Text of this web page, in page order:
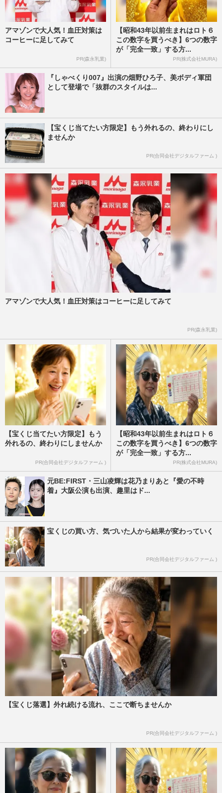
アマゾンで大人気！血圧対策は
コーヒーに足してみて
PR(森永乳業)
【昭和43年以前生まれはロト６
この数字を買うべき】6つの数字
が「完全一致」する方...
PR(株式会社MURA)
『しゃべくり007』出演の畑野ひろ子、美ボディ軍団
として登場で「抜群のスタイルは...
【宝くじ当てたい方限定】もう外れるの、終わりにし
ませんか
PR(合同会社デジタルファーム )
アマゾンで大人気！血圧対策はコーヒーに足してみて
PR(森永乳業)
【宝くじ当てたい方限定】もう
外れるの、終わりにしませんか
PR(合同会社デジタルファーム )
【昭和43年以前生まれはロト６
この数字を買うべき】6つの数字
が「完全一致」する方...
PR(株式会社MURA)
元BE:FIRST・三山凌輝は花乃まりあと『愛の不時
着』大阪公演も出演、趣里はド...
宝くじの買い方、気づいた人から結果が変わっていく
PR(合同会社デジタルファーム )
【宝くじ落選】外れ続ける流れ、ここで断ちませんか
PR(合同会社デジタルファーム )